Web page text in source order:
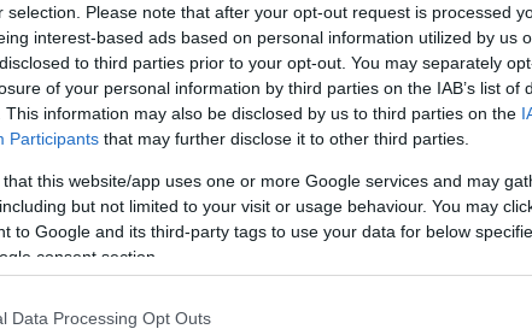
selection. Please note that after your opt-out request is processed
interest-based ads based on personal information utilized by us
to third parties prior to your opt-out. You may separately
of your personal information by third parties on the IAB’s list of
This information may also be disclosed by us to third parties on the
Participants that may further disclose it to other third parties.
that this website/app uses one or more Google services and may
but not limited to your visit or usage behaviour. You may
to Google and its third-party tags to use your data for below
consent section.
Data Processing Opt Outs
deivigili del fuoco